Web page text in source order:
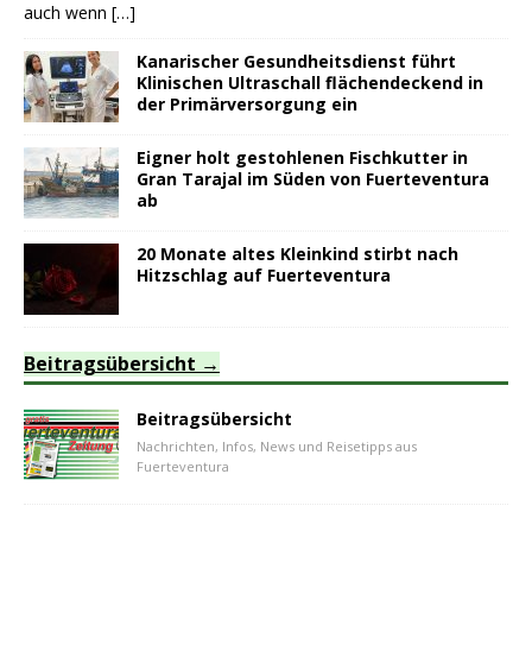
auch wenn […]
Kanarischer Gesundheitsdienst führt
Klinischen Ultraschall flächendeckend in
der Primärversorgung ein
Eigner holt gestohlenen Fischkutter in
Gran Tarajal im Süden von Fuerteventura
ab
20 Monate altes Kleinkind stirbt nach
Hitzschlag auf Fuerteventura
Beitragsübersicht
Beitragsübersicht
Nachrichten, Infos, News und Reisetipps aus
Fuerteventura